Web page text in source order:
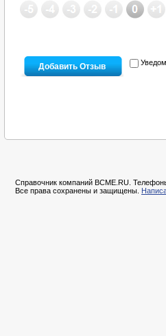
Справочник компаний BCME.RU.
Все права сохранены и защищены.